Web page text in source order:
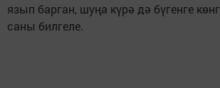
язып барган, шуңа күрә дә бүгенге
саны билгеле.